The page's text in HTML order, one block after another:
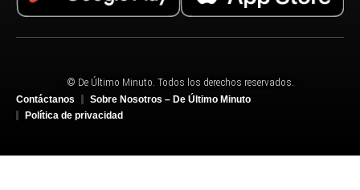
© De Último Minuto. Todos los derechos reservados.
Contáctanos
Sobre Nosotros – De Último Minuto
Política de privacidad